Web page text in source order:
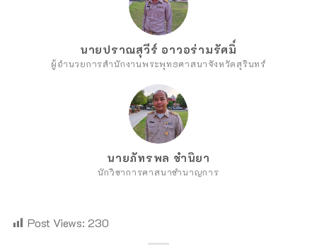
นายปราณสุวีร์ อาวอร่ามรัศมิ์
ผู้อำนวยการสำนักงานพระพุทธศาสนาจังหวัดสุรินทร์
นายภัทรพล ชำนิยา
นักวิชาการศาสนาชำนาญการ
Post Views: 230